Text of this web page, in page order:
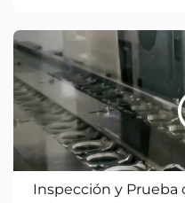
Inspección y Prueba